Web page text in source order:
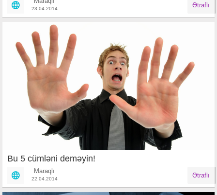
23.04.2014 Ətraflı
Bu 5 cümləni deməyin!
Maraqlı
22.04.2014 Ətraflı